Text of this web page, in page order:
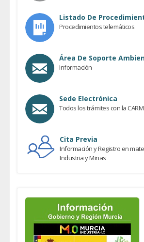
Listado De
Procedimientos telemáticos
Área De Soporte
Información
Sede Electrónica
Todos los trámites con la CARM
Cita Previa
Información y Registro en
Industria y Minas